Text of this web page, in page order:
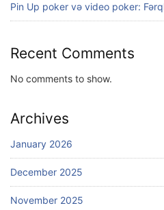
Pin Up poker və video poker:
Recent Comments
No comments to show.
Archives
January 2026
December 2025
November 2025